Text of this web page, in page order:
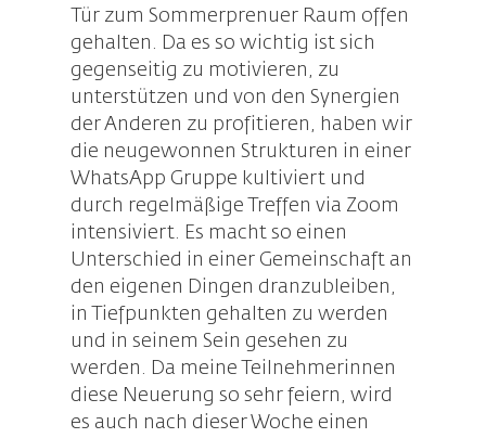
Tür zum Sommerprenuer Raum offen
gehalten. Da es so wichtig ist sich
gegenseitig zu motivieren, zu
unterstützen und von den Synergien
der Anderen zu profitieren, haben wir
die neugewonnen Strukturen in einer
WhatsApp Gruppe kultiviert und
durch regelmäßige Treffen via Zoom
intensiviert. Es macht so einen
Unterschied in einer Gemeinschaft an
den eigenen Dingen dranzubleiben,
in Tiefpunkten gehalten zu werden
und in seinem Sein gesehen zu
werden. Da meine Teilnehmerinnen
diese Neuerung so sehr feiern, wird
es auch nach dieser Woche einen